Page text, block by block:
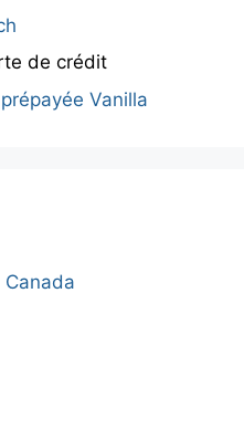
de crédit
Vanilla